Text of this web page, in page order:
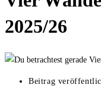
2025/26
Beitrag